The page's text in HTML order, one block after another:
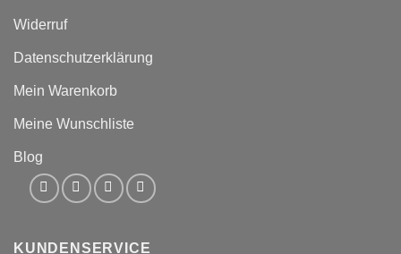
Widerruf
Datenschutzerklärung
Mein Warenkorb
Meine Wunschliste
Blog
KUNDENSERVICE